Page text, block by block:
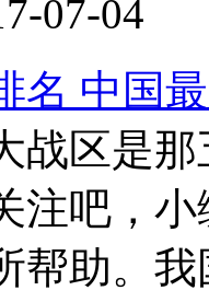
07-04
名 中国
战区是
注吧，
帮助。